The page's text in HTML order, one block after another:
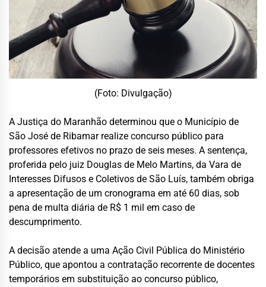
(Foto: Divulgação)
A Justiça do Maranhão determinou que o Município de
São José de Ribamar realize concurso público para
professores efetivos no prazo de seis meses. A sentença,
proferida pelo juiz Douglas de Melo Martins, da Vara de
Interesses Difusos e Coletivos de São Luís, também obriga
a apresentação de um cronograma em até 60 dias, sob
pena de multa diária de R$ 1 mil em caso de
descumprimento.
A decisão atende a uma Ação Civil Pública do Ministério
Público, que apontou a contratação recorrente de docentes
temporários em substituição ao concurso público,